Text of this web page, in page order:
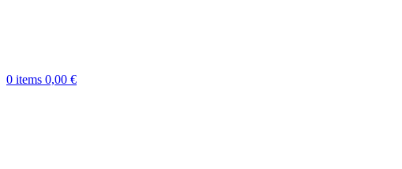
0 items 0,00 €